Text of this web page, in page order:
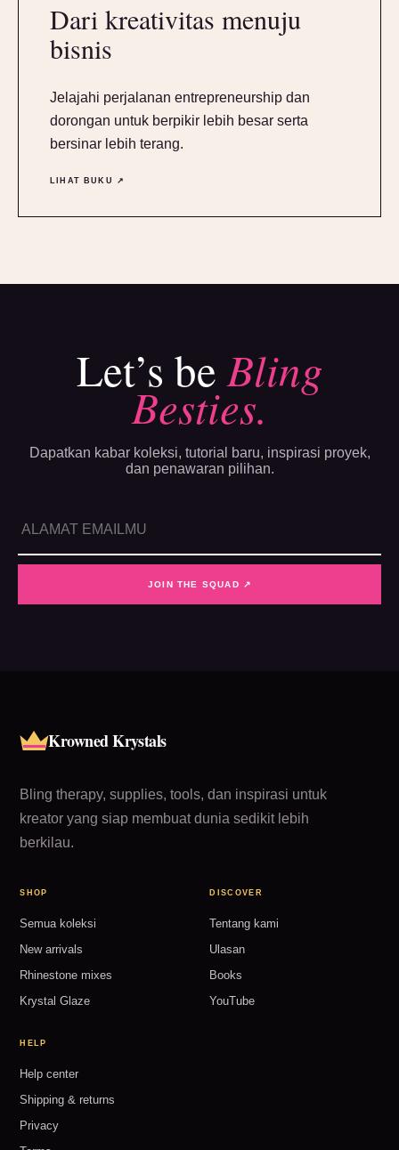
Dari kreativitas menuju
bisnis
Jelajahi perjalanan entrepreneurship dan
dorongan untuk berpikir lebih besar serta
bersinar lebih terang.
LIHAT BUKU ↗
Let’s beBling
Besties.
Dapatkan kabar koleksi, tutorial baru, inspirasi proyek,
dan penawaran pilihan.
JOIN THE SQUAD ↗
Krowned Krystals
Bling therapy, supplies, tools, dan inspirasi untuk
kreator yang siap membuat dunia sedikit lebih
berkilau.
SHOP
Semua koleksi
New arrivals
Rhinestone mixes
Krystal Glaze
DISCOVER
Tentang kami
Ulasan
Books
YouTube
HELP
Help center
Shipping & returns
Privacy